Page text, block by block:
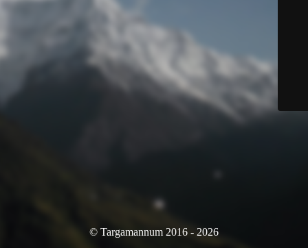
© Targamannum 2016 - 2026